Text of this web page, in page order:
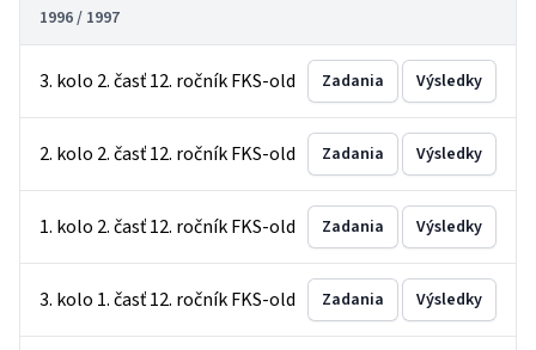
1996 / 1997
3. kolo 2. časť 12. ročník FKS-old Zadania Výsledky
2. kolo 2. časť 12. ročník FKS-old Zadania Výsledky
1. kolo 2. časť 12. ročník FKS-old Zadania Výsledky
3. kolo 1. časť 12. ročník FKS-old Zadania Výsledky